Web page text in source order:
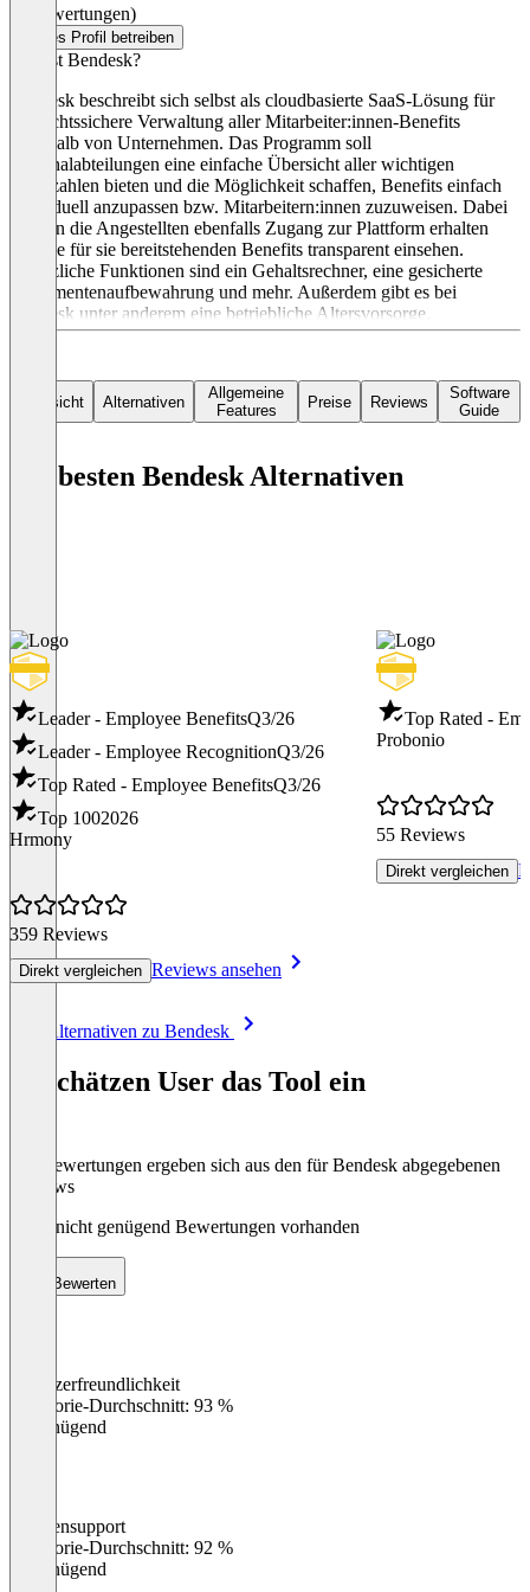
(0 Bewertungen)
Dieses Profil betreiben
Was ist Bendesk?
Bendesk beschreibt sich selbst als cloudbasierte SaaS-Lösung für
die rechtssichere Verwaltung aller Mitarbeiter:innen-Benefits
innerhalb von Unternehmen. Das Programm soll
Personalabteilungen eine einfache Übersicht aller wichtigen
Kennzahlen bieten und die Möglichkeit schaffen, Benefits einfach
individuell anzupassen bzw. Mitarbeitern:innen zuzuweisen. Dabei
können die Angestellten ebenfalls Zugang zur Plattform erhalten
und die für sie bereitstehenden Benefits transparent einsehen.
Zusätzliche Funktionen sind ein Gehaltsrechner, eine gesicherte
Dokumentenaufbewahrung und mehr. Außerdem gibt es bei
Bendesk unter anderem eine betriebliche Altersvorsorge,
Essenszuschüsse, ein Job-Fahrrad, Sachbezüge auf Kreditkarten, ein
Bendesk vertreibt seine Lösung aus Köln. Einen Preis gibt es auf
Anfrage.
Übersicht Alternativen
Allgemeine
Features
Preise Reviews
Software
Guide
Die besten Bendesk Alternativen
Leader - Employee BenefitsQ3/26
Leader - Employee RecognitionQ3/26
Top Rated - Employee BenefitsQ3/26
Top 1002026
Hrmony
359 Reviews
Direkt vergleichen Reviews ansehen
Top Rated -
Probonio
55 Reviews
Direkt vergleichen
Alle Alternativen zu Bendesk
So schätzen User das Tool ein
Die Bewertungen ergeben sich aus den für Bendesk abgegebenen
Reviews
Noch nicht genügend Bewertungen vorhanden
Bewerten
Benutzerfreundlichkeit
Kategorie-Durchschnitt: 93 %
Ungenügend
Kundensupport
Kategorie-Durchschnitt: 92 %
Ungenügend